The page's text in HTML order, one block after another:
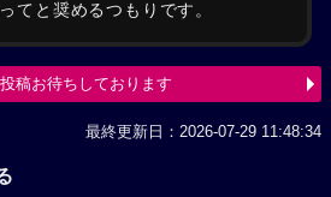
てと奨めるつもりです。
稿お待ちしております
最終更新日：2026-07-29 11:48:34